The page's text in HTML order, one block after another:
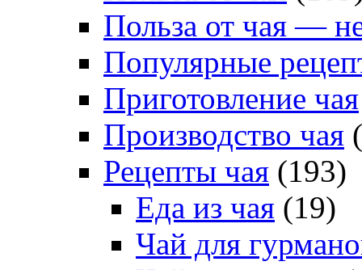
Польза от чая —
Популярные
Приготовление чая
Производство чая
Рецепты чая (193)
Еда из чая (19)
Чай для